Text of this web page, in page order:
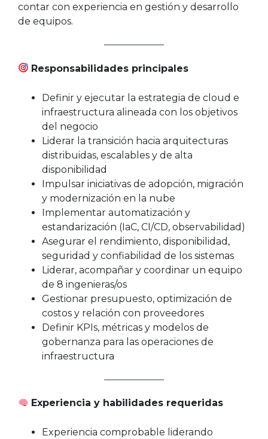
contar con experiencia en gestión y desarrollo
de equipos.
Responsabilidades principales
Definir y ejecutar la estrategia de cloud e
infraestructura alineada con los objetivos
del negocio
Liderar la transición hacia arquitecturas
distribuidas, escalables y de alta
disponibilidad
Impulsar iniciativas de adopción, migración
y modernización en la nube
Implementar automatización y
estandarización (IaC, CI/CD, observabilidad)
Asegurar el rendimiento, disponibilidad,
seguridad y confiabilidad de los sistemas
Liderar, acompañar y coordinar un equipo
de 8 ingenieras/os
Gestionar presupuesto, optimización de
costos y relación con proveedores
Definir KPIs, métricas y modelos de
gobernanza para las operaciones de
infraestructura
Experiencia y habilidades requeridas
Experiencia comprobable liderando